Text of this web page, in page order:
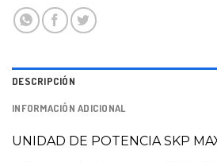
DESCRIPCIÓN
INFORMACIÓN ADICIONAL
UNIDAD DE POTENCIA SKP